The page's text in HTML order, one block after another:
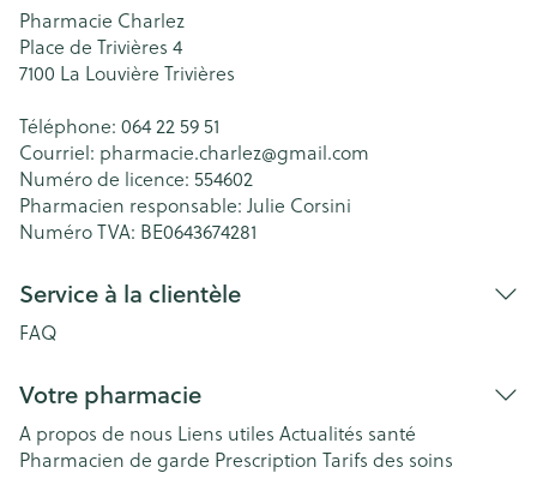
Pharmacie Charlez
Place de Trivières 4
7100 La Louvière Trivières
Téléphone: 064 22 59 51
Courriel: pharmacie.charlez@gmail.com
Numéro de licence: 554602
Pharmacien responsable: Julie Corsini
Numéro TVA: BE0643674281
Service à la clientèle
FAQ
Votre pharmacie
A propos de nous Liens utiles Actualités santé
Pharmacien de garde Prescription Tarifs des soins